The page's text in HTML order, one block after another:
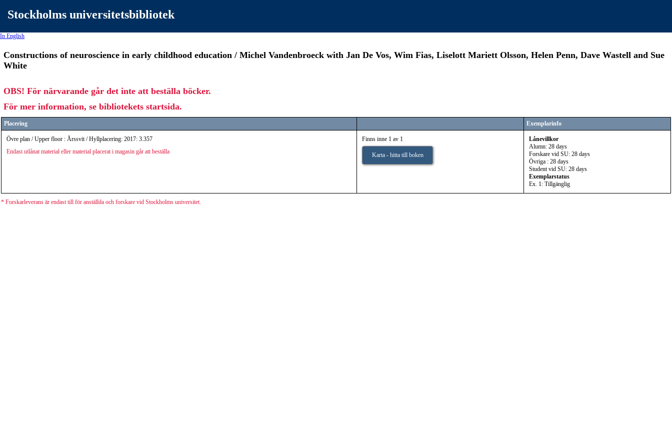
Stockholms universitetsbibliotek
In English
Constructions of neuroscience in early childhood education / Michel Vandenbroeck with Jan De Vos, Wim Fias, Liselott Mariett Olsson, Helen Penn, Dave Wastell and Sue
White
OBS! För närvarande går det inte att beställa böcker.
För mer information, se bibliotekets startsida.
Placering Exemplarinfo
Övre plan / Upper floor : Årssvit / Hyllplacering: 2017: 3.357
Endast utlånat material eller material placerat i magasin går att beställa
Finns inne 1 av 1
Karta - hitta till boken
Lånevillkor
Alumn: 28 days
Forskare vid SU: 28 days
Övriga : 28 days
Student vid SU: 28 days
Exemplarstatus
Ex. 1: Tillgänglig
* Forskarleverans är endast till för anställda och forskare vid Stockholms universitet.